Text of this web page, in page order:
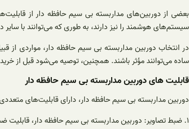
بعضی از دوربین‌های مداربسته بی سیم حافظه دار از
سیستم‌های هوشمند را نیز دارند، به طوری که می‌توانند با
در انتخاب دوربین مداربسته بی سیم حافظه دار، مواردی از
ساده می‌توانند مؤثر باشند. همچنین، توصیه می‌شود قبل از
قابلیت های دوربین مداربسته بی سیم حافظه دار
دوربین مداربسته بی سیم حافظه دار، دارای قابلیت‌های
۱. ضبط تصاویر: دوربین مداربسته بی سیم حافظه دار، قابلیت ضبط تصاویر و ویدیوها را دارد. با استفاده از حافظه داخلی یا کارت حافظه جانبی، می‌توانید تصاویر را ذخیره کنید و در صورت نیاز به آنها دسترسی داشته باشید.